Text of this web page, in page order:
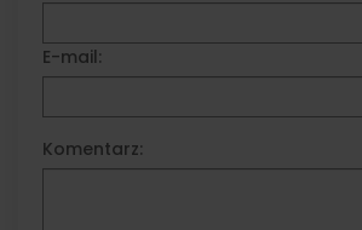
E-mail:
Komentarz: